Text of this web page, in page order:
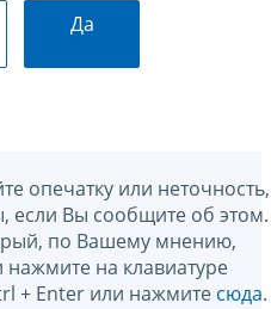
Да
опечатку или неточность,
если Вы сообщите об этом.
по Вашему мнению,
на клавиатуре
+ Enter или нажмите сюда.